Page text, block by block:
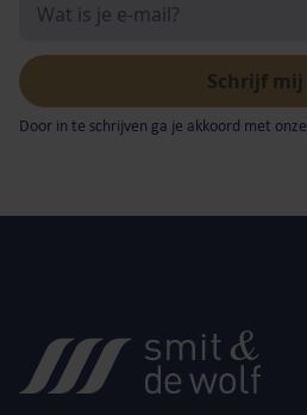
Door in te schrijven ga je akkoord met onze